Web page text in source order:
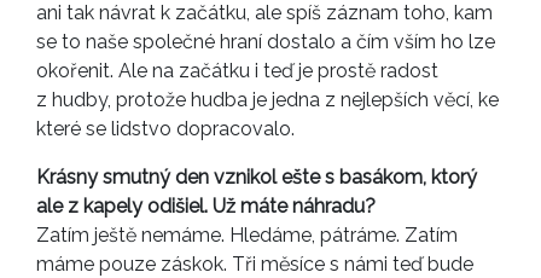
ani tak návrat k začátku, ale spíš záznam toho, kam
se to naše společné hraní dostalo a čím vším ho lze
okořenit. Ale na začátku i teď je prostě radost
z hudby, protože hudba je jedna z nejlepších věcí, ke
které se lidstvo dopracovalo.
Krásny smutný den vznikol ešte s basákom, ktorý
ale z kapely odišiel. Už máte náhradu?
Zatím ještě nemáme. Hledáme, pátráme. Zatím
máme pouze záskok. Tři měsíce s námi teď bude